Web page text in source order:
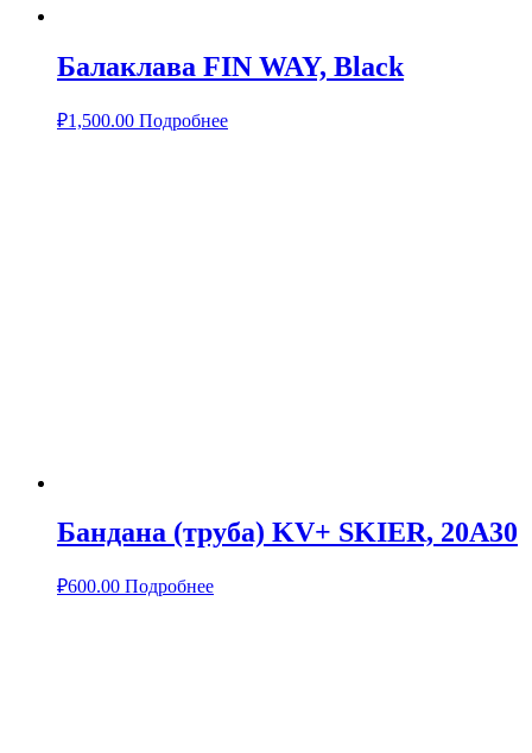
Балаклава FIN WAY, Black
₽1,500.00 Подробнее
Бандана (труба) KV+ SKIER, 20A30
₽600.00 Подробнее